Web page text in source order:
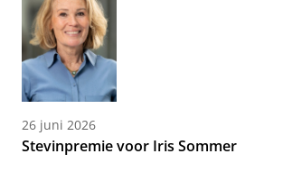
26 juni 2026
Stevinpremie voor Iris Sommer